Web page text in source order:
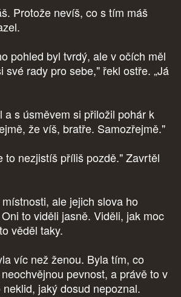
Protože nevíš, co s tím máš
pohled byl tvrdý, ale v očích měl
své rady pro sebe," řekl ostře. „Já
a s úsměvem si přiložil pohár k
že víš, bratře. Samozřejmě."
to nezjistíš příliš pozdě." Zavrtěl
ale jejich slova ho
to viděli jasně. Viděli, jak moc
věděl taky.
víc než ženou. Byla tím, co
pevnost, a právě to v
jaký dosud nepoznal.